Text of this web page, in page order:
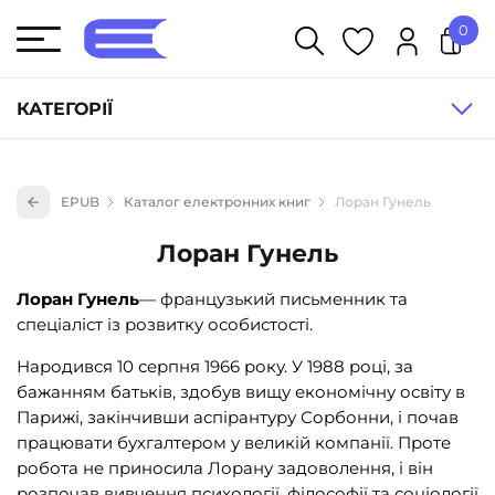
КАТЕГОРІЇ
Книги для дітей (836)
Книги для підлітків (240)
Науково-популярна література (1015)
Навчальна література та посібники (527)
Енциклопедії, довідники, словники (55)
Подарункові сертифікати (1)
0
EPUB Каталог електронних книг Лоран Гунель
Лоран Гунель
Лоран Гунель— французький письменник та
спеціаліст із розвитку особистості.
Народився 10 серпня 1966 року. У 1988 році, за
бажанням батьків, здобув вищу економічну освіту в
Парижі, закінчивши аспірантуру Сорбонни, і почав
працювати бухгалтером у великій компанії. Проте
робота не приносила Лорану задоволення, і він